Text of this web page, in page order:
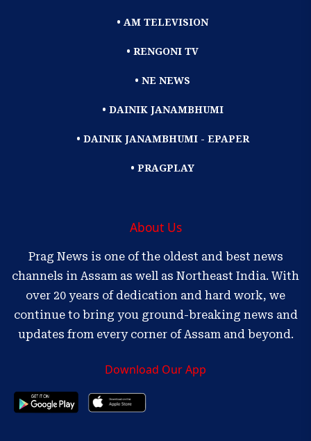
• AM TELEVISION
• RENGONI TV
• NE NEWS
• DAINIK JANAMBHUMI
• DAINIK JANAMBHUMI - EPAPER
• PRAGPLAY
About Us
Prag News is one of the oldest and best news
channels in Assam as well as Northeast India. With
over 20 years of dedication and hard work, we
continue to bring you ground-breaking news and
updates from every corner of Assam and beyond.
Download Our App